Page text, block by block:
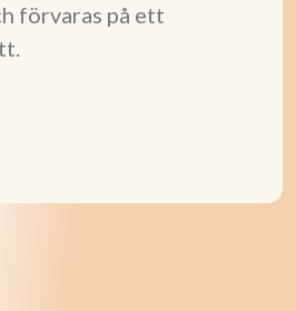
förvaras på ett